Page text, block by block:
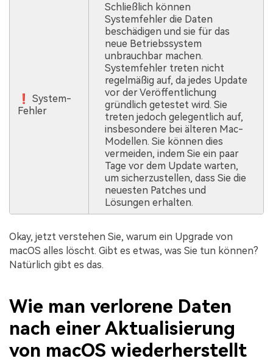
❗ System-
Fehler
Schließlich können
Systemfehler die Daten
beschädigen und sie für das
neue Betriebssystem
unbrauchbar machen.
Systemfehler treten nicht
regelmäßig auf, da jedes Update
vor der Veröffentlichung
gründlich getestet wird. Sie
treten jedoch gelegentlich auf,
insbesondere bei älteren Mac-
Modellen. Sie können dies
vermeiden, indem Sie ein paar
Tage vor dem Update warten,
um sicherzustellen, dass Sie die
neuesten Patches und
Lösungen erhalten.
Okay, jetzt verstehen Sie, warum ein Upgrade von
macOS alles löscht. Gibt es etwas, was Sie tun können?
Natürlich gibt es das.
Wie man verlorene Daten
nach einer Aktualisierung
von macOS wiederherstellt